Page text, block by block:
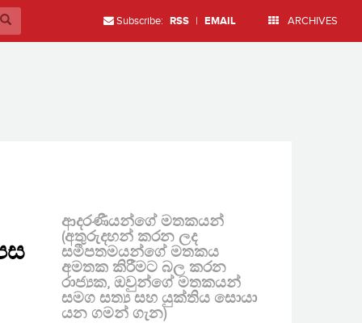
Subscribe: RSS | EMAIL ARCHIVES
ආදරණීයන්ගේ මතකයන්
(අතුරුදහන් කරන ලද
සමීපතමයන්ගේ මතකය
අමතක කිරීමට බල කරන
රාජ්‍යක, ඔවුන්ගේ මතකයන්
සමග සත්‍ය සහ යුක්තිය සොයා
යන ගමන් ගැන)